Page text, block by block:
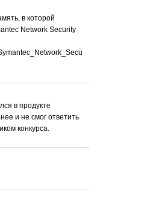
в которой
Network Security
в продукте
и не смог ответить
конкурса.